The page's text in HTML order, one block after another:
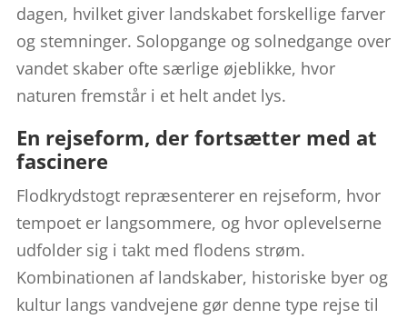
dagen, hvilket giver landskabet forskellige farver
og stemninger. Solopgange og solnedgange over
vandet skaber ofte særlige øjeblikke, hvor
naturen fremstår i et helt andet lys.
En rejseform, der fortsætter med at
fascinere
Flodkrydstogt repræsenterer en rejseform, hvor
tempoet er langsommere, og hvor oplevelserne
udfolder sig i takt med flodens strøm.
Kombinationen af landskaber, historiske byer og
kultur langs vandvejene gør denne type rejse til